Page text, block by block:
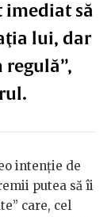
imediat să
lui, dar
regulă”,
intenție de
putea să îi
care, cel